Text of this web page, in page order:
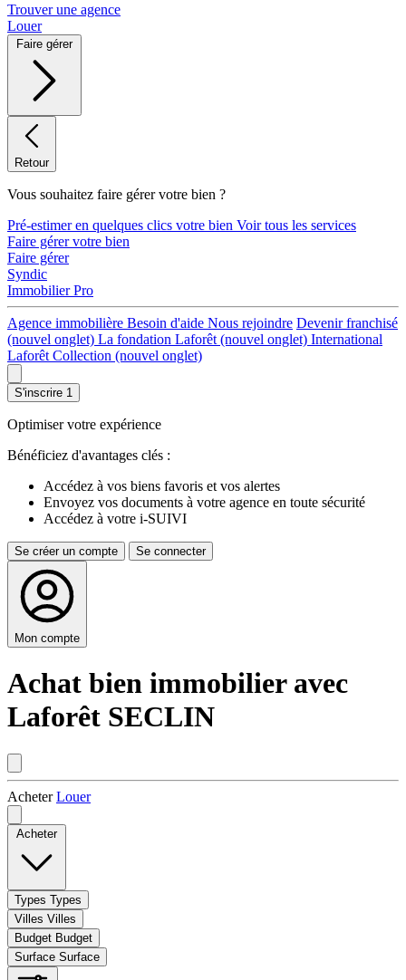
Trouver une agence
Louer
Faire gérer
Retour
Vous souhaitez faire gérer votre bien ?
Pré-estimer en quelques clics votre bien Voir tous les services
Faire gérer votre bien
Faire gérer
Syndic
Immobilier Pro
Agence immobilière Besoin d'aide Nous rejoindre Devenir franchisé
(nouvel onglet) La fondation Laforêt (nouvel onglet) International
Laforêt Collection (nouvel onglet)
S'inscrire 1
Optimiser votre expérience
Bénéficiez d'avantages clés :
Accédez à vos biens favoris et vos alertes
Envoyez vos documents à votre agence en toute sécurité
Accédez à votre i-SUIVI
Se créer un compte Se connecter
Mon compte
Achat bien immobilier avec
Laforêt SECLIN
AcheterLouer
Acheter
Types Types
Villes Villes
Budget Budget
Surface Surface